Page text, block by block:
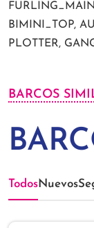
BIMINI_TOP,
PLOTTER,
BARCOS
TodosNuevos